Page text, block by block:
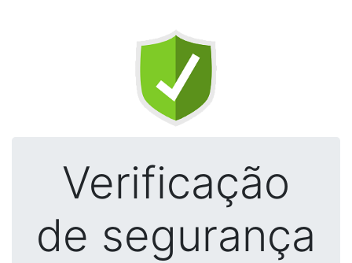
Verificação
de segurança